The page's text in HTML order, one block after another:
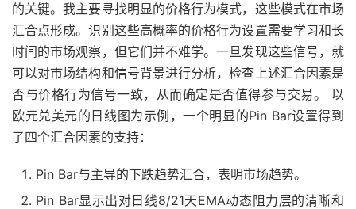
的关键。我主要寻找明显的价格行为模式，这些模式在市场
汇合点形成。识别这些高概率的价格行为设置需要学习和长
时间的市场观察，但它们并不难学。一旦发现这些信号，就
可以对市场结构和信号背景进行分析，检查上述汇合因素是
否与价格行为信号一致，从而确定是否值得参与交易。 以
欧元兑美元的日线图为示例，一个明显的Pin Bar设置得到
了四个汇合因素的支持：
Pin Bar与主导的下跌趋势汇合，表明市场趋势。
Pin Bar显示出对日线8/21天EMA动态阻力层的清晰和